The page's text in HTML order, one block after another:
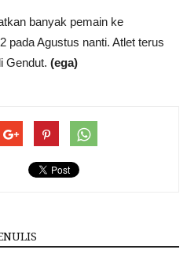
banyak pemain ke
pada Agustus nanti. Atlet terus
Gendut. (ega)